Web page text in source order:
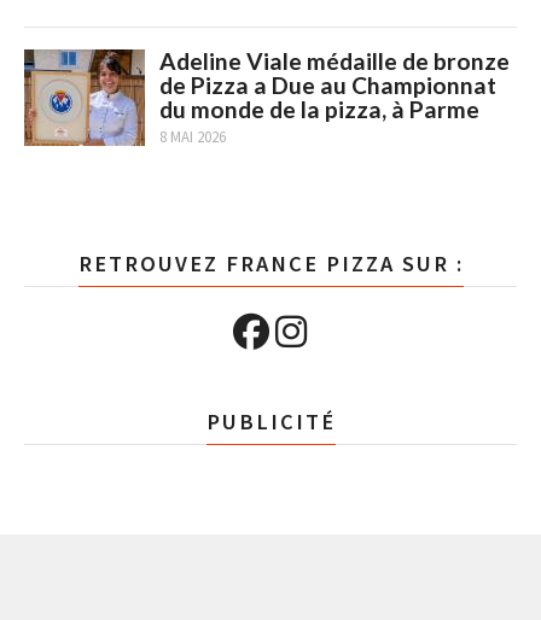
Adeline Viale médaille de bronze
de Pizza a Due au Championnat
du monde de la pizza, à Parme
8 MAI 2026
RETROUVEZ FRANCE PIZZA SUR :
PUBLICITÉ